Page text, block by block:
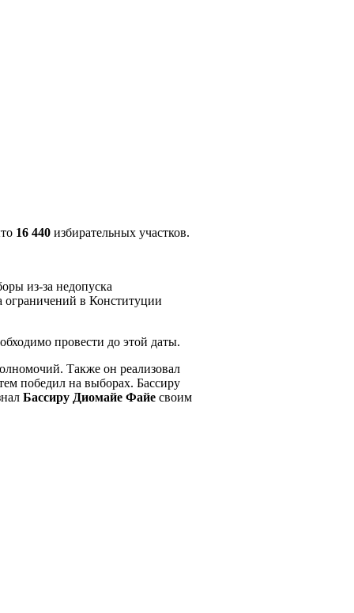
16 440 избирательных участков.
из-за недопуска
ограничений в Конституции
провести до этой даты.
Также он реализовал
победил на выборах. Бассиру
Бассиру Диомайе Файе своим